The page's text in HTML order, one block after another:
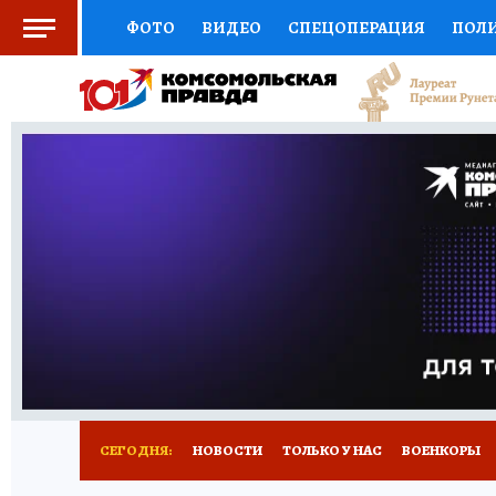
ФОТО ВИДЕО СПЕЦОПЕРАЦИЯ
СОЦПОДДЕРЖКА НАУКА СПОРТ
ВЫБОР ЭКСПЕРТОВ ДОКТОР
ПРОГНОЗЫ НА СПОРТ
НОВОЕ
СЕГОДНЯ: НОВОСТИ ТОЛЬКО У НАС ВОЕНКОРЫ